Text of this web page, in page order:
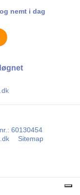
nemt i dag
: 60130454
Sitemap